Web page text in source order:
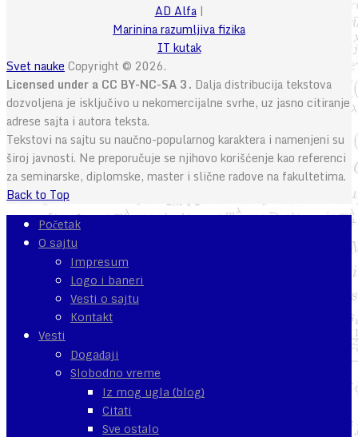
AD Alfa|
Marinina razumljiva fizika
IT kutak
Svet nauke Copyright © 2026.
Licensed under a CC BY-NC-SA 3. Dalja distribucija tekstova
dozvoljena je isključivo u nekomercijalne svrhe, uz jasno citiranje
adrese sajta i autora teksta.
Tekstovi na sajtu su naučno-popularnog karaktera i namenjeni su
široj javnosti. Ne preporučuje se njihovo korišćenje kao referenci
za seminarske, diplomske, master i slične radove na fakultetima.
Back to Top
Početak
O sajtu
Impresum
Logo i baneri
Vesti o sajtu
Kontakt
Vesti
Događaji
Slobodno vreme
Iz mog ugla (blog)
Citati
Sve ostalo